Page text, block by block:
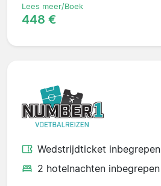
Lees meer/Boek
448 €
Wedstrijdticket inbegrepen
2 hotelnachten inbegrepen